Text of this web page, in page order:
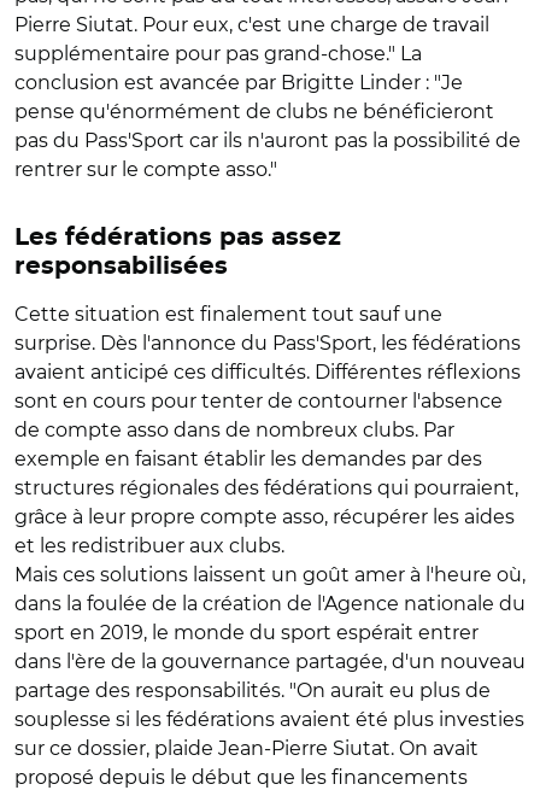
Pierre Siutat. Pour eux, c'est une charge de travail
supplémentaire pour pas grand-chose." La
conclusion est avancée par Brigitte Linder : "Je
pense qu'énormément de clubs ne bénéficieront
pas du Pass'Sport car ils n'auront pas la possibilité de
rentrer sur le compte asso."
Les fédérations pas assez
responsabilisées
Cette situation est finalement tout sauf une
surprise. Dès l'annonce du Pass'Sport, les fédérations
avaient anticipé ces difficultés. Différentes réflexions
sont en cours pour tenter de contourner l'absence
de compte asso dans de nombreux clubs. Par
exemple en faisant établir les demandes par des
structures régionales des fédérations qui pourraient,
grâce à leur propre compte asso, récupérer les aides
et les redistribuer aux clubs.
Mais ces solutions laissent un goût amer à l'heure où,
dans la foulée de la création de l'Agence nationale du
sport en 2019, le monde du sport espérait entrer
dans l'ère de la gouvernance partagée, d'un nouveau
partage des responsabilités. "On aurait eu plus de
souplesse si les fédérations avaient été plus investies
sur ce dossier, plaide Jean-Pierre Siutat. On avait
proposé depuis le début que les financements